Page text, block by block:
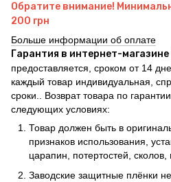
Обратите внимание!
200 грн
Больше информации об оплате
Гарантия в интернет-
предоставляется, сроком от 14
каждый товар индивидуальная,
сроки.. Возврат товара по
следующих условиях:
Товар должен быть в
признаков использования,
царапин, потертостей, сколов,
Заводские защитные плёнки